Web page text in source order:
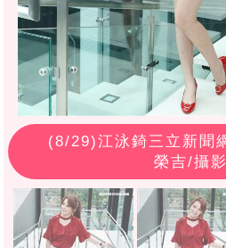
(8/29)江泳錡三立新聞
榮吉/攝影